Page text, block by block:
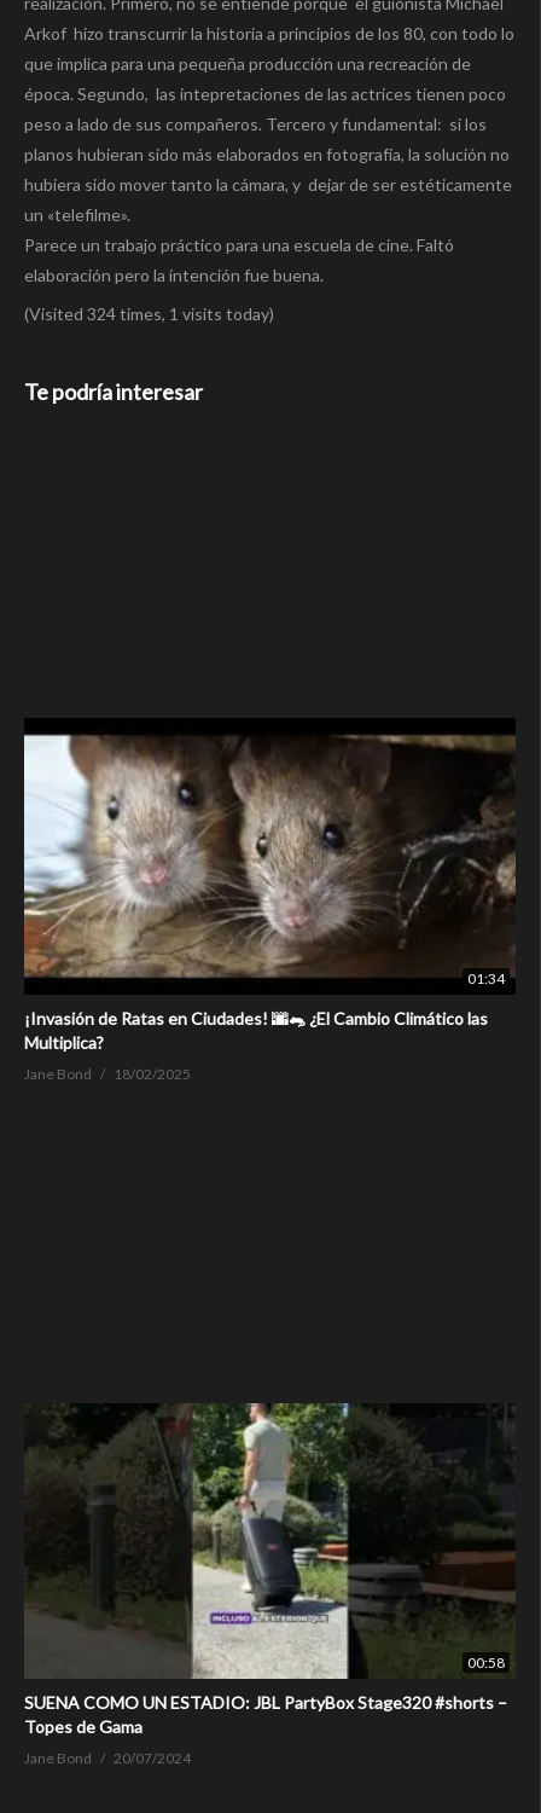
Arkof hizo transcurrir la historia a principios de los 80, con todo lo
que implica para una pequeña producción una recreación de
época. Segundo, las intepretaciones de las actrices tienen poco
peso a lado de sus compañeros. Tercero y fundamental: si los
planos hubieran sido más elaborados en fotografía, la solución no
hubiera sido mover tanto la cámara, y dejar de ser estéticamente
un «telefilme».
Parece un trabajo práctico para una escuela de cine. Faltó
elaboración pero la intención fue buena.
(Visited 324 times, 1 visits today)
Te podría interesar
01:34
¡Invasión de Ratas en Ciudades! 🌆🐀 ¿El Cambio Climático las
Multiplica?
Jane Bond 18/02/2025
00:58
SUENA COMO UN ESTADIO: JBL PartyBox Stage320 #shorts –
Topes de Gama
Jane Bond 20/07/2024